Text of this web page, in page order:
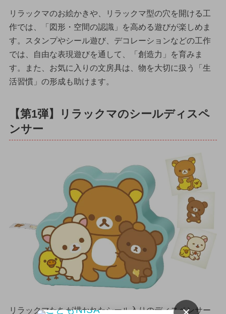
リラックマのお絵かきや、リラックマ型の穴を開ける工
作では、「図形・空間の認識」を高める遊びが楽しめま
す。スタンプやシール遊び、デコレーションなどの工作
では、自由な表現遊びを通して、「創造力」を育みま
す。また、お気に入りの文房具は、物を大切に扱う「生
活習慣」の形成も助けます。
【第1弾】リラックマのシールディスペ
ンサー
リラックマたちが描かれたシール入りのディスペンサー